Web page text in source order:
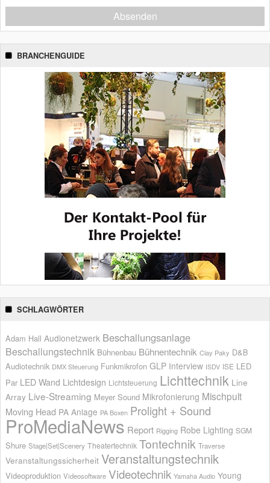
Absenden
BRANCHENGUIDE
SCHLAGWÖRTER
Adam Hall Audionetzwerk Beschallungsanlage
Beschallungstechnik Bühnenbau Bühnentechnik Clay Paky D&B
Audiotechnik DMX Steuerung Funkmikrofon GLP Interview ISDV ISE LED
Par LED Wand Lichtdesign Lichtsteuerung Lichttechnik Line
Array Live-Streaming Meyer Sound Mikrofonierung Mischpult
Moving Head PA Anlage PA Boxen Prolight + Sound
ProMediaNews Report Rigging Robe Lighting SGM
Shure Stage|Set|Scenery Theatertechnik Tontechnik Traverse
Veranstaltungssicherheit Veranstaltungstechnik
Videoproduktion Videosoftware Videotechnik Yamaha Audio Young